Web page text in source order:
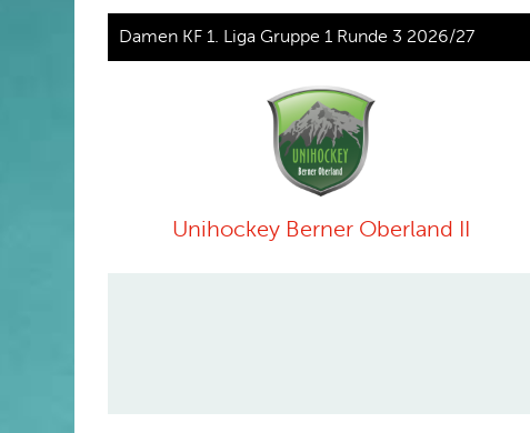
Damen KF 1. Liga Gruppe 1 Runde 3 2026/27
Unihockey Berner Oberland II